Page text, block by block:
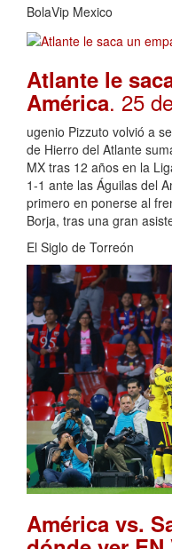
BolaVip Mexico
Atlante le
América. 25
ugenio Pizzuto volvió a
de Hierro del Atlante
MX tras 12 años en la
1-1 ante las Águilas del
primero en ponerse al
Borja, tras una gran
El Siglo de Torreón
América vs.